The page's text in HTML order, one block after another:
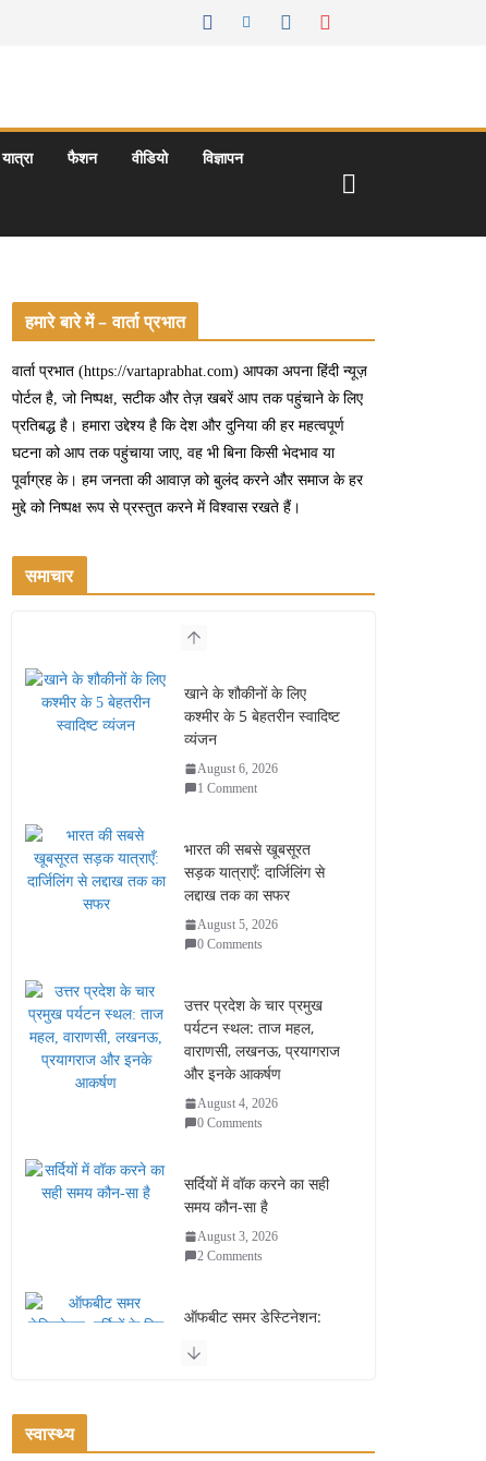
यात्रा फैशन वीडियो विज्ञापन
हमारे बारे में – वार्ता प्रभात
वार्ता प्रभात (https://vartaprabhat.com) आपका अपना हिंदी न्यूज़
पोर्टल है, जो निष्पक्ष, सटीक और तेज़ खबरें आप तक पहुंचाने के लिए
प्रतिबद्ध है। हमारा उद्देश्य है कि देश और दुनिया की हर महत्वपूर्ण
घटना को आप तक पहुंचाया जाए, वह भी बिना किसी भेदभाव या
पूर्वाग्रह के। हम जनता की आवाज़ को बुलंद करने और समाज के हर
मुद्दे को निष्पक्ष रूप से प्रस्तुत करने में विश्वास रखते हैं।
समाचार
खाने के शौकीनों के लिए
कश्मीर के 5 बेहतरीन स्वादिष्ट
व्यंजन
August 6, 2026
1 Comment
भारत की सबसे खूबसूरत
सड़क यात्राएँ: दार्जिलिंग से
लद्दाख तक का सफर
August 5, 2026
0 Comments
उत्तर प्रदेश के चार प्रमुख
पर्यटन स्थल: ताज महल,
वाराणसी, लखनऊ, प्रयागराज
और इनके आकर्षण
August 4, 2026
0 Comments
सर्दियों में वॉक करने का सही
समय कौन-सा है
August 3, 2026
2 Comments
ऑफबीट समर डेस्टिनेशन:
जगहें – भीड़ से दूर छुट्टियां
स्वास्थ्य